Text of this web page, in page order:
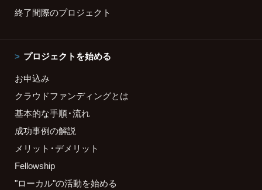
終了間際のプロジェクト
プロジェクトを始める
お申込み
クラウドファンディングとは
基本的な手順・流れ
成功事例の解説
メリット・デメリット
Fellowship
"ローカル"の活動を始める